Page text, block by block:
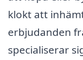
klokt att
erbjudanden
specialiserar